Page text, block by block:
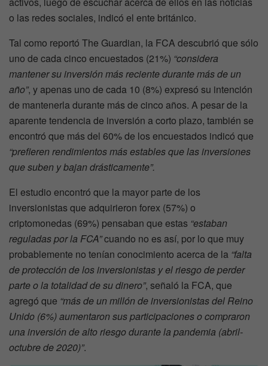
o las redes sociales, indicó el ente británico.
Tal como reportó The Guardian, la FCA descubrió que sólo
uno de cada cinco encuestados (21%) “considera
mantener su inversión más reciente durante más de un
año”, y apenas uno de cada 10 (8%) expresó su intención
de mantenerla durante más de cinco años. A pesar de la
aparente tendencia de inversión a corto plazo, también se
encontró que más del 60% de los encuestados indicó que
“prefieren rendimientos más estables que las inversiones
que suben y bajan drásticamente”.
El estudio encontró que la mayor parte de los
inversionistas que adquirieron forex (57%) o
criptomonedas (69%) pensaban que estas “estaban
reguladas por la FCA”cuando no es así, por lo que muy
probablemente no tenían conocimiento acerca de la “falta
de protección de los inversionistas y el riesgo de perder
parte o la totalidad de su dinero”, señaló la FCA, que
agregó que “más de un millón de inversionistas del Reino
Unido (6%) aumentaron sus participaciones o compraron
una inversión de alto riesgo durante la pandemia (abril-
octubre de 2020)”.